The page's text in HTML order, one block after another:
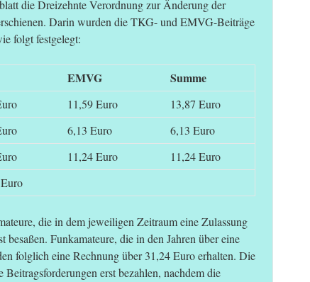
die Dreizehnte Verordnung zur Änderung der
Darin wurden die TKG- und EMVG-Beiträge
folgt festgelegt:
EMVG Summe
11,59 Euro
13,87 Euro
6,13 Euro
6,13 Euro
11,24 Euro
11,24 Euro
die in dem jeweiligen Zeitraum eine Zulassung
Funkamateure, die in den Jahren über eine
folglich eine Rechnung über 31,24 Euro erhalten. Die
Beitragsforderungen erst bezahlen, nachdem die